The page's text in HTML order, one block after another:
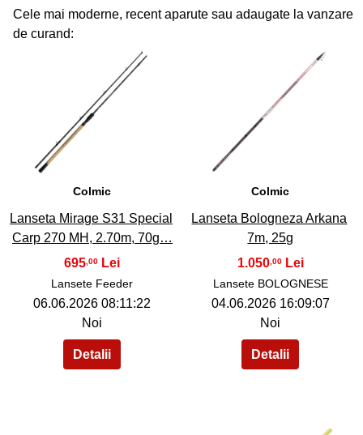
Cele mai moderne, recent aparute sau adaugate la vanzare
de curand:
36
Colmic
Lanseta Mirage S31 Special
Carp 270 MH, 2.70m, 70g…
695 ,00
Lansete Feeder
06.06.2026 08:11:22
Noi
37
Colmic
Lanseta Bologneza Arkana
7m, 25g
1.050,00
Lansete BOLOGNESE
04.06.2026 16:09:07
Noi